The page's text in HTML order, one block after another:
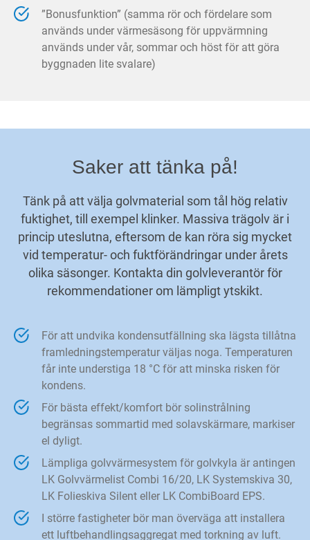
”Bonusfunktion” (samma rör och fördelare som
används under värmesäsong för uppvärmning
används under vår, sommar och höst för att göra
byggnaden lite svalare)
Saker att tänka på!
Tänk på att välja golvmaterial som tål hög relativ
fuktighet, till exempel klinker. Massiva trägolv är i
princip uteslutna, eftersom de kan röra sig mycket
vid temperatur- och fuktförändringar under årets
olika säsonger. Kontakta din golvleverantör för
rekommendationer om lämpligt ytskikt.
För att undvika kondensutfällning ska lägsta tillåtna
framledningstemperatur väljas noga. Temperaturen
får inte understiga 18 °C för att minska risken för
kondens.
För bästa effekt/komfort bör solinstrålning
begränsas sommartid med solavskärmare, markiser
el dyligt.
Lämpliga golvvärmesystem för golvkyla är antingen
LK Golvvärmelist Combi 16/20, LK Systemskiva 30,
LK Folieskiva Silent eller LK CombiBoard EPS.
I större fastigheter bör man överväga att installera
ett luftbehandlingsaggregat med torkning av luft.